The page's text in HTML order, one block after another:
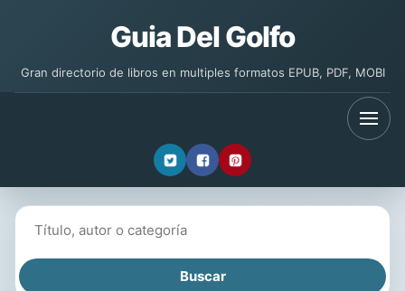
Guia Del Golfo
Gran directorio de libros en multiples formatos EPUB, PDF, MOBI